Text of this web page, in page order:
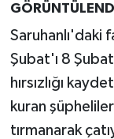
GÖRÜNTÜLENDİ
Saruhanlı'daki
Şubat'ı 8
hırsızlığı
kuran
tırmanarak